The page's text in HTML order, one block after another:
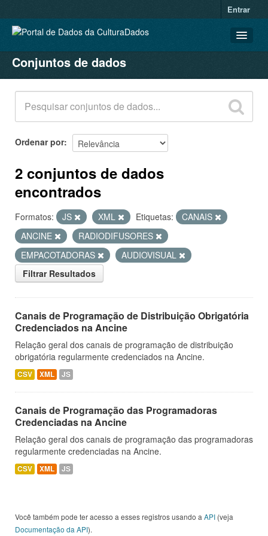
Entrar
CONJUNTOS DE DADOS
ORGANIZAÇÕES
GRUPOS
SOBRE
Conjuntos de dados
Ordenar por
2 conjuntos de dados
encontrados
Formatos: JS XML Etiquetas:
CANAIS
ANCINE
RADIODIFUSORES
EMPACOTADORAS
AUDIOVISUAL
Filtrar Resultados
Canais de Programação de Distribuição Obrigatória
Credenciados na Ancine
Relação geral dos canais de programação de distribuição
obrigatória regularmente credenciados na Ancine.
CSV XML JS
Canais de Programação das Programadoras
Credenciadas na Ancine
Relação geral dos canais de programação das programadoras
regularmente credenciadas na Ancine.
CSV XML JS
Você também pode ter acesso a esses registros usando a API (veja
Documentação da API).